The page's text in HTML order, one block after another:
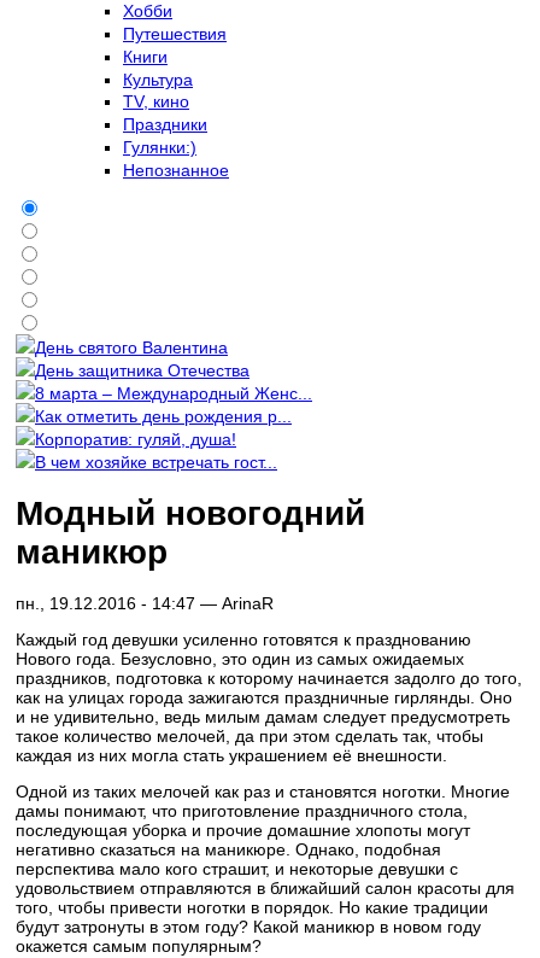
Хобби
Путешествия
Книги
Культура
TV, кино
Праздники
Гулянки:)
Непознанное
День святого Валентина
День защитника Отечества
8 марта – Международный Женс...
Как отметить день рождения р...
Корпоратив: гуляй, душа!
В чем хозяйке встречать гост...
Модный новогодний
маникюр
пн., 19.12.2016 - 14:47 — ArinaR
Каждый год девушки усиленно готовятся к празднованию
Нового года. Безусловно, это один из самых ожидаемых
праздников, подготовка к которому начинается задолго до того,
как на улицах города зажигаются праздничные гирлянды. Оно
и не удивительно, ведь милым дамам следует предусмотреть
такое количество мелочей, да при этом сделать так, чтобы
каждая из них могла стать украшением её внешности.
Одной из таких мелочей как раз и становятся ноготки. Многие
дамы понимают, что приготовление праздничного стола,
последующая уборка и прочие домашние хлопоты могут
негативно сказаться на маникюре. Однако, подобная
перспектива мало кого страшит, и некоторые девушки с
удовольствием отправляются в ближайший салон красоты для
того, чтобы привести ноготки в порядок. Но какие традиции
будут затронуты в этом году? Какой маникюр в новом году
окажется самым популярным?